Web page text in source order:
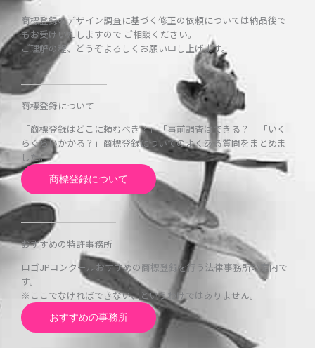
商標登録のデザイン調査に基づく修正の依頼については納品後で
もお受けいたしますので ご相談ください。
ご理解の程、どうぞよろしくお願い申し上げます。
商標登録について
「商標登録はどこに頼むべき？」「事前調査はできる？」「いく
らぐらいかかる？」商標登録についてのよくある質問をまとめま
した。
商標登録について
おすすめの特許事務所
ロゴJPコンクールおすすめの商標登録を行う法律事務所の案内で
す。
※ここでなければできない、というわけではありません。
おすすめの事務所